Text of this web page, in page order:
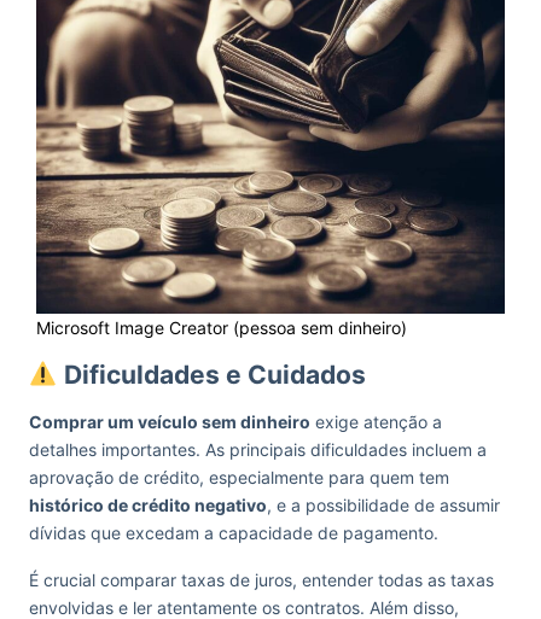
Microsoft Image Creator (pessoa sem dinheiro)
Dificuldades e Cuidados
Comprar um veículo sem dinheiro exige atenção a
detalhes importantes. As principais dificuldades incluem a
aprovação de crédito, especialmente para quem tem
histórico de crédito negativo, e a possibilidade de assumir
dívidas que excedam a capacidade de pagamento.
É crucial comparar taxas de juros, entender todas as taxas
envolvidas e ler atentamente os contratos. Além disso,